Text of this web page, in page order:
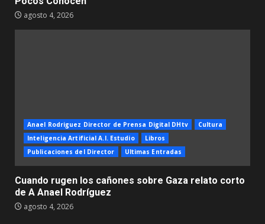
agosto 4, 2026
Anael Rodriguez Director de Prensa Digital DHtv
Cultura
Inteligencia Artificial A.I. Estudio
Libros
Publicaciones del Director
Ultimas Entradas
Cuando rugen los cañones sobre Gaza relato corto
de A Anael Rodríguez
agosto 4, 2026